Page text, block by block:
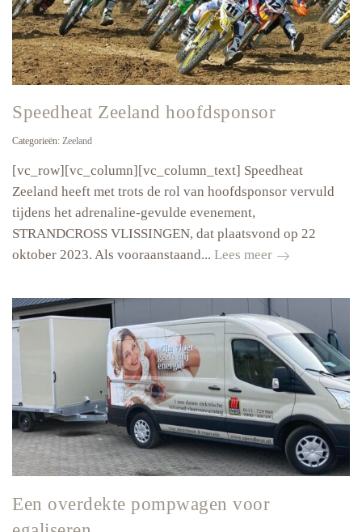
jaar
2022!
Speedheat Zeeland hoofdsponsor
Categorieën: Zeeland
[vc_row][vc_column][vc_column_text] Speedheat
Zeeland heeft met trots de rol van hoofdsponsor vervuld
tijdens het adrenaline-gevulde evenement,
STRANDCROSS VLISSINGEN, dat plaatsvond op 22
oktober 2023. Als vooraanstaand... Lees meerSpeedheat
hoofdsponsor
Een overdekte pompwagen voor